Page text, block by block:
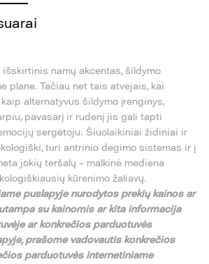
namų akcentas, šildymo
plane. Tačiau net tais atvejais, kai
alternatyvus šildymo įrenginys,
pavasarį ir rudenį jis gali tapti
sergėtoju. Šiuolaikiniai židiniai ir
turi antrinio degimo sistemas ir į
jokių teršalų – malkinė mediena
kūrenimo žaliavų.
puslapyje nurodytos prekiųkainos ar
sukainomis ar kita informacija
ėje ar konkrečios parduotuvės
prašome vadovautis konkrečios
čios parduotuvės internetiniame